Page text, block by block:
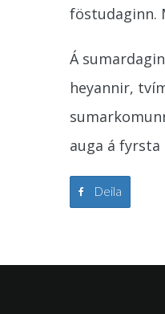
föstudaginn.
Á
heyannir,
auga á
Deila